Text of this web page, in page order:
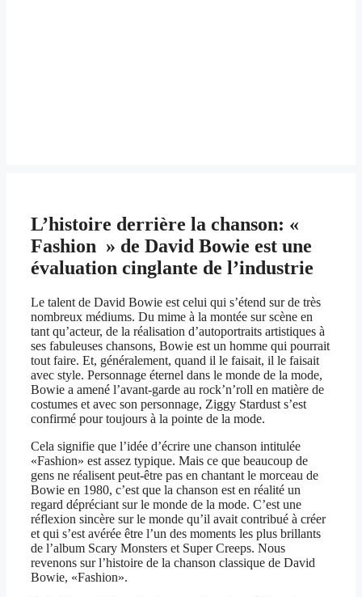
L’histoire derrière la chanson: «
Fashion » de David Bowie est une
évaluation cinglante de l’industrie
Le talent de David Bowie est celui qui s’étend sur de très
nombreux médiums. Du mime à la montée sur scène en
tant qu’acteur, de la réalisation d’autoportraits artistiques à
ses fabuleuses chansons, Bowie est un homme qui pourrait
tout faire. Et, généralement, quand il le faisait, il le faisait
avec style. Personnage éternel dans le monde de la mode,
Bowie a amené l’avant-garde au rock’n’roll en matière de
costumes et avec son personnage, Ziggy Stardust s’est
confirmé pour toujours à la pointe de la mode.
Cela signifie que l’idée d’écrire une chanson intitulée
«Fashion» est assez typique. Mais ce que beaucoup de
gens ne réalisent peut-être pas en chantant le morceau de
Bowie en 1980, c’est que la chanson est en réalité un
regard dépréciant sur le monde de la mode. C’est une
réflexion sincère sur le monde qu’il avait contribué à créer
et qui s’est avérée être l’un des moments les plus brillants
de l’album Scary Monsters et Super Creeps. Nous
revenons sur l’histoire de la chanson classique de David
Bowie, «Fashion».